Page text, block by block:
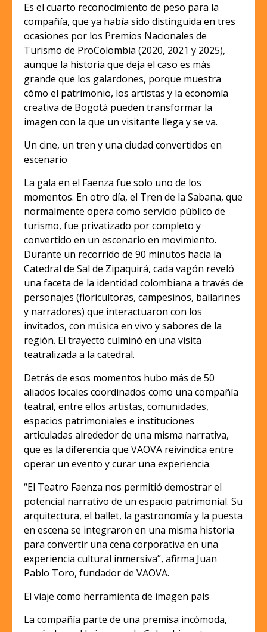
Es el cuarto reconocimiento de peso para la
compañía, que ya había sido distinguida en tres
ocasiones por los Premios Nacionales de
Turismo de ProColombia (2020, 2021 y 2025),
aunque la historia que deja el caso es más
grande que los galardones, porque muestra
cómo el patrimonio, los artistas y la economía
creativa de Bogotá pueden transformar la
imagen con la que un visitante llega y se va.
Un cine, un tren y una ciudad convertidos en
escenario
La gala en el Faenza fue solo uno de los
momentos. En otro día, el Tren de la Sabana, que
normalmente opera como servicio público de
turismo, fue privatizado por completo y
convertido en un escenario en movimiento.
Durante un recorrido de 90 minutos hacia la
Catedral de Sal de Zipaquirá, cada vagón reveló
una faceta de la identidad colombiana a través de
personajes (floricultoras, campesinos, bailarines
y narradores) que interactuaron con los
invitados, con música en vivo y sabores de la
región. El trayecto culminó en una visita
teatralizada a la catedral.
Detrás de esos momentos hubo más de 50
aliados locales coordinados como una compañía
teatral, entre ellos artistas, comunidades,
espacios patrimoniales e instituciones
articuladas alrededor de una misma narrativa,
que es la diferencia que VAOVA reivindica entre
operar un evento y curar una experiencia.
“El Teatro Faenza nos permitió demostrar el
potencial narrativo de un espacio patrimonial. Su
arquitectura, el ballet, la gastronomía y la puesta
en escena se integraron en una misma historia
para convertir una cena corporativa en una
experiencia cultural inmersiva”, afirma Juan
Pablo Toro, fundador de VAOVA.
El viaje como herramienta de imagen país
La compañía parte de una premisa incómoda,